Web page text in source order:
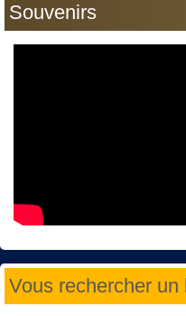
Souvenirs
Vous rechercher un